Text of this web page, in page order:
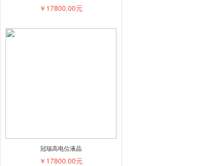
￥17800.00元
冠瑞高电位液晶
￥17800.00元